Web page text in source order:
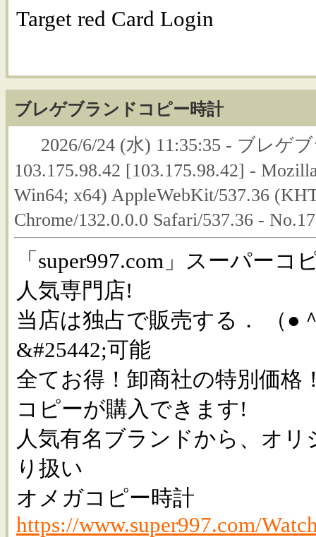
Target red Card Login
ブレゲブランドコピー時計
2026/6/24 (水) 11:35:35 - ブレゲ
103.175.98.42 [103.175.98.42] -
Win64; x64) AppleWebKit/537.36
Chrome/132.0.0.0 Safari/537.36 -
「super997.com」スーパー
人気専門店!
当店は独占で販売する． （●
&#25442;可能
全てお得！卸商社の特別価格
コピーが購入できます!
人気有名ブランドから、オ
り扱い
オメガコピー時計
https://www.super997.com/